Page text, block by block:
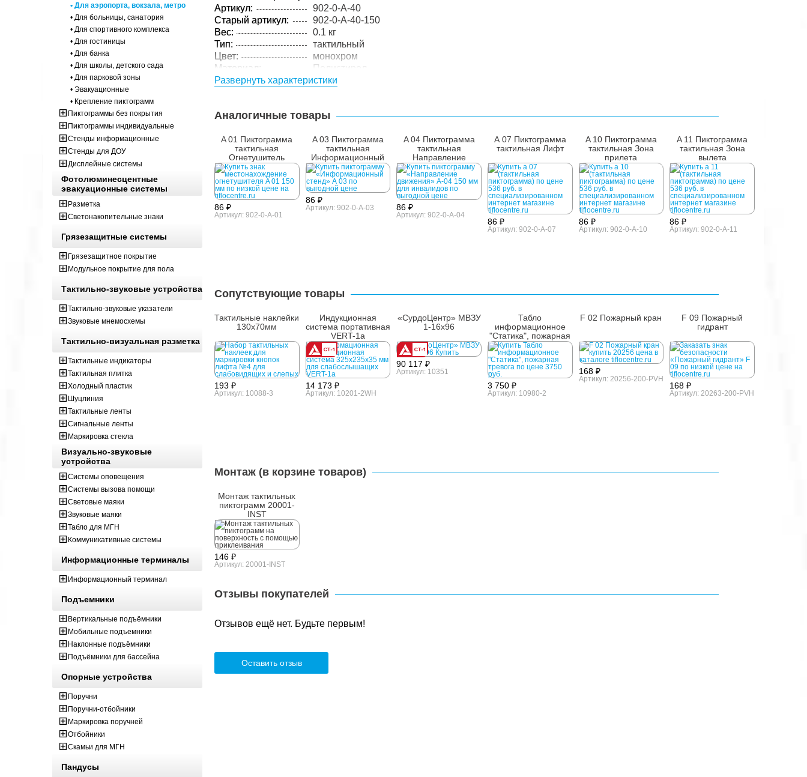
Артикул:
902-0-A-40
Старый артикул:
902-0-A-40-150
Вес:
0.1 кг
Тип:
тактильный
Цвет:
монохром
Материал:
Полистирол
Толщина:
4 мм
Развернуть характеристики
Аналогичные товары
A 01 Пиктограмма
тактильная
Огнетушитель
86 ₽
Артикул: 902-0-A-01
A 03 Пиктограмма
тактильная
Информационный
стенд
86 ₽
Артикул: 902-0-A-03
A 04 Пиктограмма
тактильная
Направление
движения
86 ₽
Артикул: 902-0-A-04
А 07 Пиктограмма
тактильная Лифт
86 ₽
Артикул: 902-0-A-07
A 10 Пиктограмма
тактильная Зона
прилета
86 ₽
Артикул: 902-0-A-10
A 11 Пиктограмма
тактильная Зона
вылета
86 ₽
Артикул: 902-0-A-11
Сопутствующие товары
Тактильные наклейки
130x70мм
193 ₽
Артикул: 10088-3
Индукционная
система портативная
VERT-1a
14 173 ₽
Артикул: 10201-2WH
«СурдоЦентр» МВЗУ
1-16х96
90 117 ₽
Артикул: 10351
Табло
информационное
"Статика", пожарная
тревога
3 750 ₽
Артикул: 10980-2
F 02 Пожарный кран
168 ₽
Артикул: 20256-200-PVH
F 09 Пожарный
гидрант
168 ₽
Артикул: 20263-200-PVH
Монтаж (в корзине товаров)
Монтаж тактильных
пиктограмм 20001-
INST
146 ₽
Артикул: 20001-INST
Отзывы покупателей
Отзывов ещё нет. Будьте первым!
Оставить отзыв
• Для аэропорта, вокзала, метро
• Для больницы, санатория
• Для спортивного комплекса
• Для гостиницы
• Для банка
• Для школы, детского сада
• Для парковой зоны
• Эвакуационные
• Крепление пиктограмм
Пиктограммы без покрытия
Пиктограммы индивидуальные
Стенды информационные
Стенды для ДОУ
Дисплейные системы
Фотолюминесцентные
эвакуационные системы
Разметка
Светонакопительные знаки
Грязезащитные системы
Грязезащитное покрытие
Модульное покрытие для пола
Тактильно-звуковые устройства
Тактильно-звуковые указатели
Звуковые мнемосхемы
Тактильно-визуальная разметка
Тактильные индикаторы
Тактильная плитка
Холодный пластик
Шуцлиния
Тактильные ленты
Сигнальные ленты
Маркировка стекла
Визуально-звуковые
устройства
Системы оповещения
Системы вызова помощи
Световые маяки
Звуковые маяки
Табло для МГН
Коммуникативные системы
Информационные терминалы
Информационный терминал
Подъемники
Вертикальные подъёмники
Мобильные подъемники
Наклонные подъёмники
Подъёмники для бассейна
Опорные устройства
Поручни
Поручни-отбойники
Маркировка поручней
Отбойники
Скамьи для МГН
Пандусы